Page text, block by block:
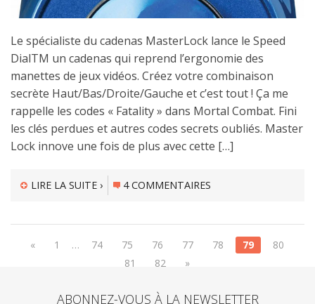
Le spécialiste du cadenas MasterLock lance le Speed
DialTM un cadenas qui reprend l’ergonomie des
manettes de jeux vidéos. Créez votre combinaison
secrète Haut/Bas/Droite/Gauche et c’est tout ! Ça me
rappelle les codes « Fatality » dans Mortal Combat. Fini
les clés perdues et autres codes secrets oubliés. Master
Lock innove une fois de plus avec cette […]
LIRE LA SUITE › 4 COMMENTAIRES
« 1 … 74 75 76 77 78 79
80
81
82 »
ABONNEZ-VOUS À LA NEWSLETTER